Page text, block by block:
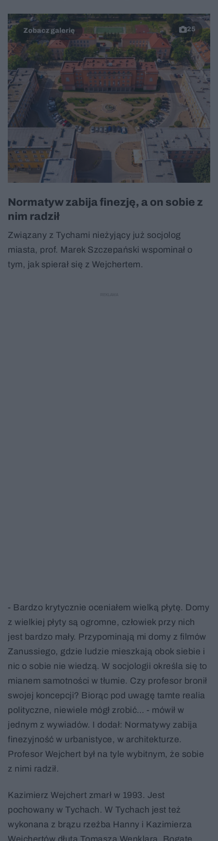
25
Normatyw zabija finezję, a on sobie z
nim radził
Związany z Tychami nieżyjący już socjolog
miasta, prof. Marek Szczepański wspominał o
tym, jak spierał się z Wejchertem.
- Bardzo krytycznie oceniałem wielką płytę. Domy
z wielkiej płyty są ogromne, człowiek przy nich
jest bardzo mały. Przypominają mi domy z filmów
Zanussiego, gdzie ludzie mieszkają obok siebie i
nic o sobie nie wiedzą. W socjologii określa się to
mianem samotności w tłumie. Czy profesor bronił
swojej koncepcji? Biorąc pod uwagę tamte realia
polityczne, niewiele mógł zrobić… - mówił w
jednym z wywiadów. I dodał: Normatywy zabija
finezyjność w urbanistyce, w architekturze.
Profesor Wejchert był na tyle wybitnym, że sobie
z nimi radził.
Kazimierz Wejchert zmarł w 1993. Jest
pochowany w Tychach. W Tychach jest też
wykonana z brązu rzeźba Hanny i Kazimierza